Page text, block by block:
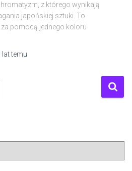
z którego wynikają
japońskiej sztuki. To
pomocą jednego koloru
lattemu